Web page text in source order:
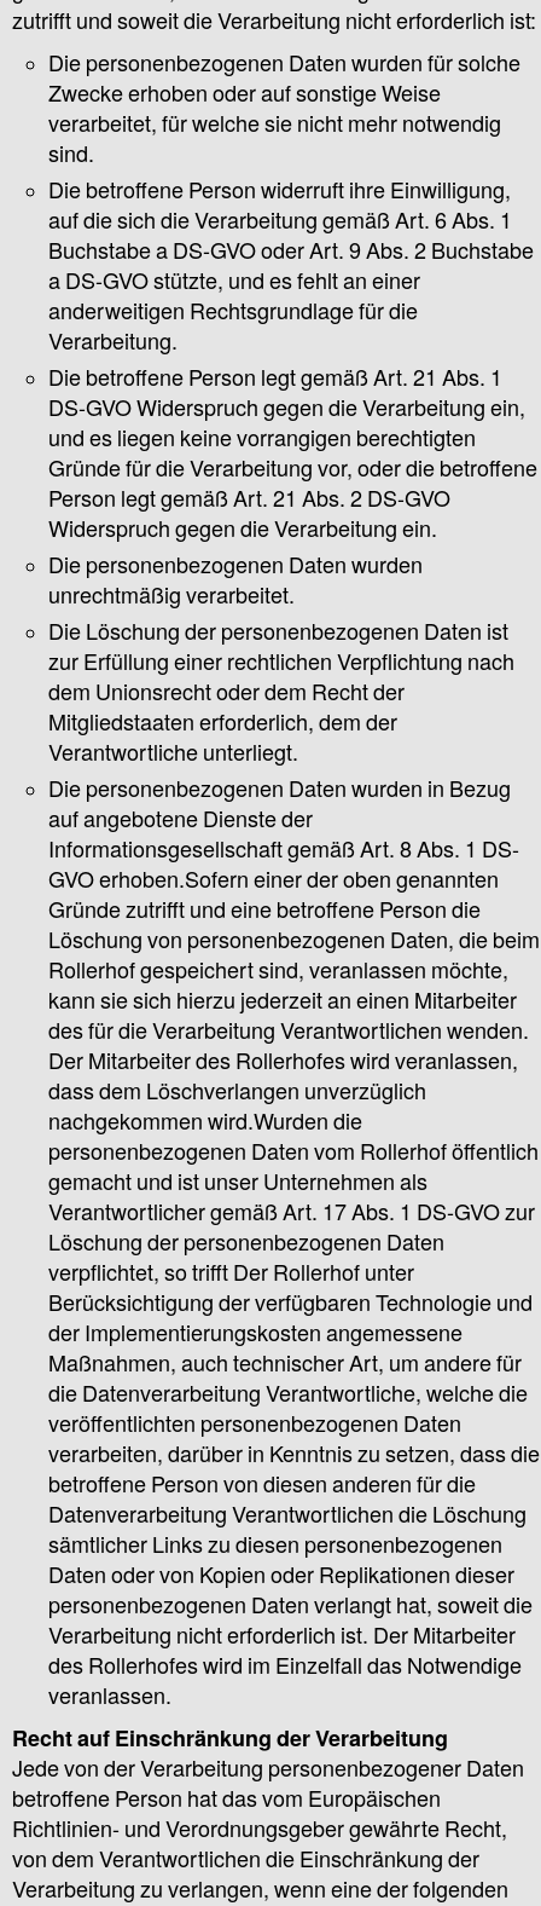
zutrifft und soweit die Verarbeitung nicht erforderlich ist:
Die personenbezogenen Daten wurden für solche
Zwecke erhoben oder auf sonstige Weise
verarbeitet, für welche sie nicht mehr notwendig
sind.
Die betroffene Person widerruft ihre Einwilligung,
auf die sich die Verarbeitung gemäß Art. 6 Abs. 1
Buchstabe a DS-GVO oder Art. 9 Abs. 2 Buchstabe
a DS-GVO stützte, und es fehlt an einer
anderweitigen Rechtsgrundlage für die
Verarbeitung.
Die betroffene Person legt gemäß Art. 21 Abs. 1
DS-GVO Widerspruch gegen die Verarbeitung ein,
und es liegen keine vorrangigen berechtigten
Gründe für die Verarbeitung vor, oder die betroffene
Person legt gemäß Art. 21 Abs. 2 DS-GVO
Widerspruch gegen die Verarbeitung ein.
Die personenbezogenen Daten wurden
unrechtmäßig verarbeitet.
Die Löschung der personenbezogenen Daten ist
zur Erfüllung einer rechtlichen Verpflichtung nach
dem Unionsrecht oder dem Recht der
Mitgliedstaaten erforderlich, dem der
Verantwortliche unterliegt.
Die personenbezogenen Daten wurden in Bezug
auf angebotene Dienste der
Informationsgesellschaft gemäß Art. 8 Abs. 1 DS-
GVO erhoben.Sofern einer der oben genannten
Gründe zutrifft und eine betroffene Person die
Löschung von personenbezogenen Daten, die beim
Rollerhof gespeichert sind, veranlassen möchte,
kann sie sich hierzu jederzeit an einen Mitarbeiter
des für die Verarbeitung Verantwortlichen wenden.
Der Mitarbeiter des Rollerhofes wird veranlassen,
dass dem Löschverlangen unverzüglich
nachgekommen wird.Wurden die
personenbezogenen Daten vom Rollerhof öffentlich
gemacht und ist unser Unternehmen als
Verantwortlicher gemäß Art. 17 Abs. 1 DS-GVO zur
Löschung der personenbezogenen Daten
verpflichtet, so trifft Der Rollerhof unter
Berücksichtigung der verfügbaren Technologie und
der Implementierungskosten angemessene
Maßnahmen, auch technischer Art, um andere für
die Datenverarbeitung Verantwortliche, welche die
veröffentlichten personenbezogenen Daten
verarbeiten, darüber in Kenntnis zu setzen, dass die
betroffene Person von diesen anderen für die
Datenverarbeitung Verantwortlichen die Löschung
sämtlicher Links zu diesen personenbezogenen
Daten oder von Kopien oder Replikationen dieser
personenbezogenen Daten verlangt hat, soweit die
Verarbeitung nicht erforderlich ist. Der Mitarbeiter
des Rollerhofes wird im Einzelfall das Notwendige
veranlassen.
Recht auf Einschränkung der Verarbeitung
Jede von der Verarbeitung personenbezogener Daten
betroffene Person hat das vom Europäischen
Richtlinien- und Verordnungsgeber gewährte Recht,
von dem Verantwortlichen die Einschränkung der
Verarbeitung zu verlangen, wenn eine der folgenden